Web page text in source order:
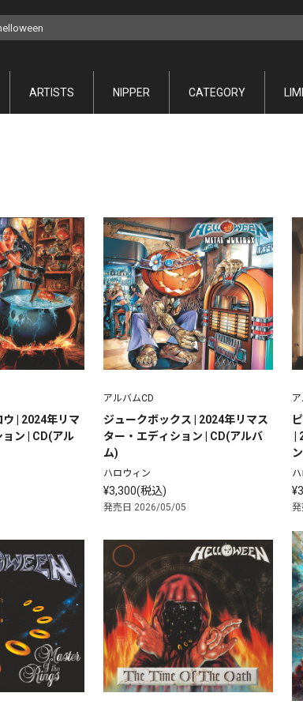
ARTISTS NIPPER CATEGORY
| 2024年リマ
ン | CD(アル
アルバムCD
ジュークボックス | 2024年リマス
ター・エディション | CD(アルバ
ム)
ハロウィン
¥3,300(税込)
発売日 2026/05/05
|